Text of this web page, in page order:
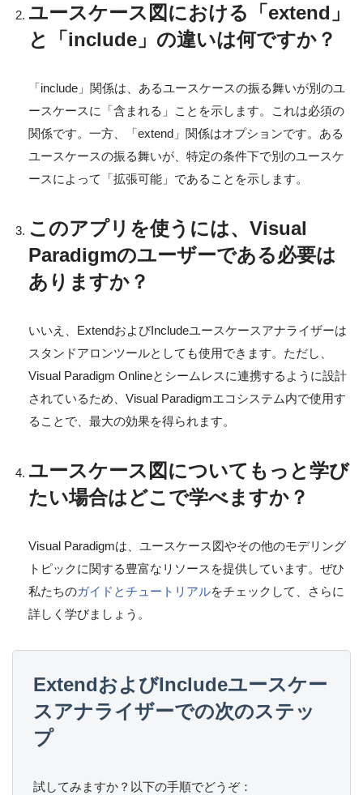
ユースケース図における「extend」
と「include」の違いは何ですか？
「include」関係は、あるユースケースの振る舞いが別のユ
ースケースに「含まれる」ことを示します。これは必須の
関係です。一方、「extend」関係はオプションです。ある
ユースケースの振る舞いが、特定の条件下で別のユースケ
ースによって「拡張可能」であることを示します。
このアプリを使うには、Visual
Paradigmのユーザーである必要は
ありますか？
いいえ、ExtendおよびIncludeユースケースアナライザーは
スタンドアロンツールとしても使用できます。ただし、
Visual Paradigm Onlineとシームレスに連携するように設計
されているため、Visual Paradigmエコシステム内で使用す
ることで、最大の効果を得られます。
ユースケース図についてもっと学び
たい場合はどこで学べますか？
Visual Paradigmは、ユースケース図やその他のモデリング
トピックに関する豊富なリソースを提供しています。ぜひ
私たちのガイドとチュートリアルをチェックして、さらに
詳しく学びましょう。
ExtendおよびIncludeユースケー
スアナライザーでの次のステッ
プ
試してみますか？以下の手順でどうぞ：